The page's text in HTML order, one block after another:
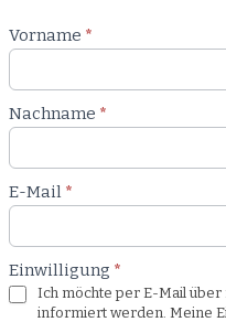
Newsletter
Blog
Vorname *
Nachname *
E-Mail *
Einwilligung *
Ich möchte per E-Mail
informiert werden. Meine